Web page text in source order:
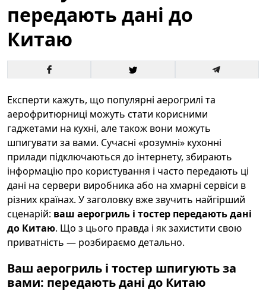
передають дані до
Китаю
Експерти кажуть, що популярні аерогрилі та
аерофритюрниці можуть стати корисними
гаджетами на кухні, але також вони можуть
шпигувати за вами. Сучасні «розумні» кухонні
прилади підключаються до інтернету, збирають
інформацію про користування і часто передають ці
дані на сервери виробника або на хмарні сервіси в
різних країнах. У заголовку вже звучить найгірший
сценарій: ваш аерогриль і тостер передають дані
до Китаю. Що з цього правда і як захистити свою
приватність — розбираємо детально.
Ваш аерогриль і тостер шпигують за
вами: передають дані до Китаю